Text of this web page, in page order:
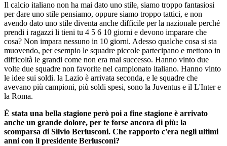
Il calcio italiano non ha mai dato uno stile, siamo troppo fantasiosi
per dare uno stile pensiamo, oppure siamo troppo tattici, e non
avendo dato uno stile diventa anche difficile per la nazionale perché
prendi i ragazzi li tieni tu 4 5 6 10 giorni e devono imparare che
cosa? Non impara nessuno in 10 giorni. Adesso qualche cosa si sta
muovendo, per esempio le squadre piccole partecipano e mettono in
difficoltà le grandi come non era mai successo. Hanno vinto due
volte due squadre non favorite nel campionato italiano. Hanno vinto
le idee sui soldi. la Lazio è arrivata seconda, e le squadre che
avevano più campioni, più soldi spesi, sono la Juventus e il L'Inter e
la Roma.
È stata una bella stagione però poi a fine stagione è arrivato
anche un grande dolore, per te forse ancora di più: la
scomparsa di Silvio Berlusconi. Che rapporto c'era negli ultimi
anni con il presidente Berlusconi?